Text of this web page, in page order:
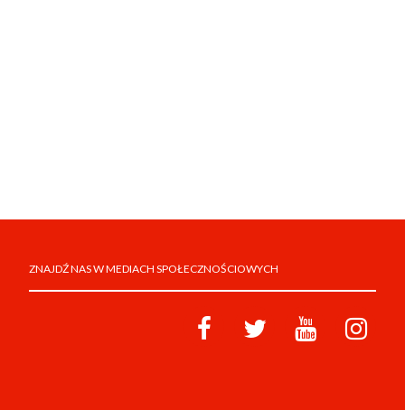
ZNAJDŹ NAS W MEDIACH SPOŁECZNOŚCIOWYCH